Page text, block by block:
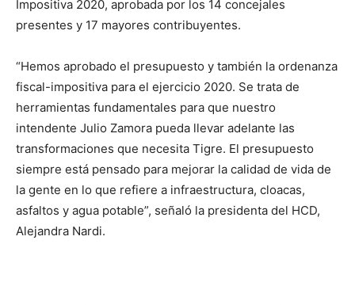
Impositiva 2020, aprobada por los 14 concejales
presentes y 17 mayores contribuyentes.
“Hemos aprobado el presupuesto y también la ordenanza
fiscal-impositiva para el ejercicio 2020. Se trata de
herramientas fundamentales para que nuestro
intendente Julio Zamora pueda llevar adelante las
transformaciones que necesita Tigre. El presupuesto
siempre está pensado para mejorar la calidad de vida de
la gente en lo que refiere a infraestructura, cloacas,
asfaltos y agua potable”, señaló la presidenta del HCD,
Alejandra Nardi.